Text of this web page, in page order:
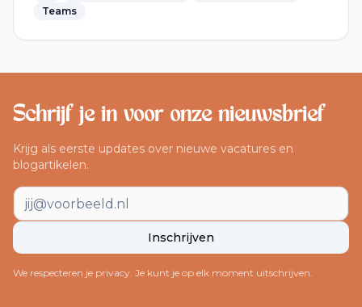
Teams
Schrijf je in voor onze nieuwsbrief
Krijg als eerste updates over nieuwe vacatures en
blogartikelen.
E-mailadres
Inschrijven
We respecteren je privacy. Je kunt je op elk moment uitschrijven.